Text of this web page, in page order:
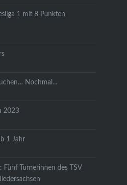
1 mit 8 Punkten
Nochmal…
2023
1 Jahr
Fünf Turnerinnen des TSV